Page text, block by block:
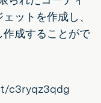
ットを作成し、
成することがで